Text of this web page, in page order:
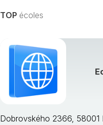
TOP écoles
Dobrovského 2366, 58001